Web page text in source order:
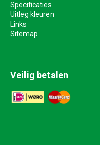
Specificaties
Uitleg kleuren
Links
Sitemap
Veilig betalen